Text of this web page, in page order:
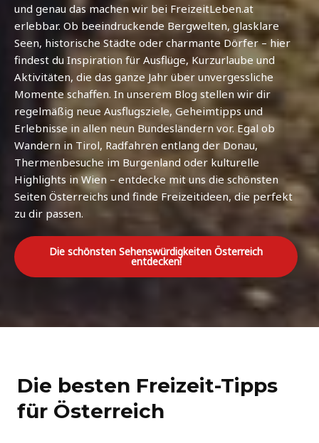
und genau das machen wir bei FreizeitLeben.at
erlebbar. Ob beeindruckende Bergwelten, glasklare
Seen, historische Städte oder charmante Dörfer – hier
findest du Inspiration für Ausflüge, Kurzurlaube und
Aktivitäten, die das ganze Jahr über unvergessliche
Momente schaffen. In unserem Blog stellen wir dir
regelmäßig neue Ausflugsziele, Geheimtipps und
Erlebnisse in allen neun Bundesländern vor. Egal ob
Wandern in Tirol, Radfahren entlang der Donau,
Thermenbesuche im Burgenland oder kulturelle
Highlights in Wien – entdecke mit uns die schönsten
Seiten Österreichs und finde Freizeitideen, die perfekt
zu dir passen.
Die schönsten Sehenswürdigkeiten Österreich
entdecken!
Die besten Freizeit-Tipps
für Österreich